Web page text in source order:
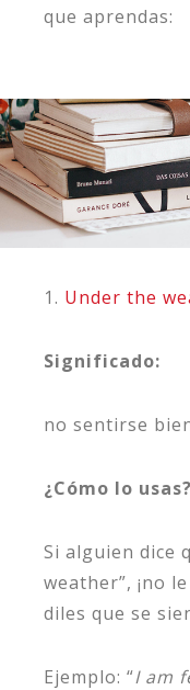
que aprendas:
1. Under the
Significado:
no sentirse
¿Cómo lo usas?
Si alguien dice
weather”, ¡no
diles que se
Ejemplo: “I am